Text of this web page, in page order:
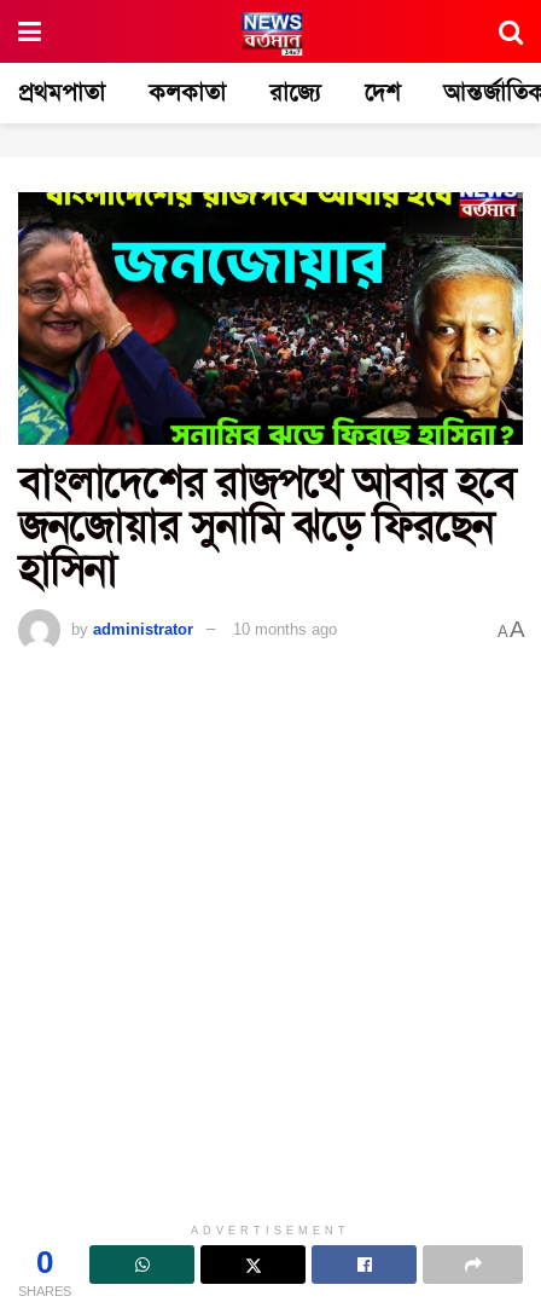
প্রথমপাতা কলকাতা রাজ্যে দেশ
বাংলাদেশের রাজপথে আবার হবে
জনজোয়ার সুনামি ঝড়ে ফিরছেন
হাসিনা
by administrator 10 months ago AA
ADVERTISEMENT
0
SHARES